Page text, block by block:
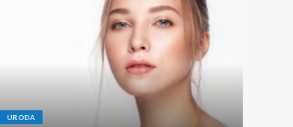
URODA